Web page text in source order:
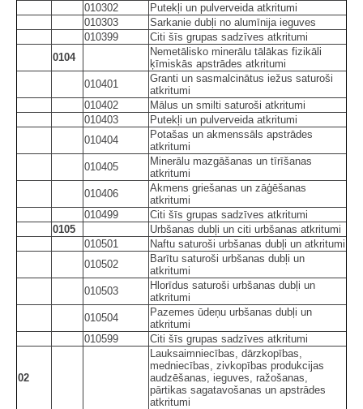
010302
Putekļi un pulverveida atkritumi
010303
Sarkanie dubļi no alumīnija ieguves
010399
Citi šīs grupas sadzīves atkritumi
0104
Nemetālisko minerālu tālākas fizikāli
ķīmiskās apstrādes atkritumi
010401
Granti un sasmalcinātus iežus saturoši
atkritumi
010402
Mālus un smilti saturoši atkritumi
010403
Putekļi un pulverveida atkritumi
010404
Potašas un akmenssāls apstrādes
atkritumi
010405
Minerālu mazgāšanas un tīrīšanas
atkritumi
010406
Akmens griešanas un zāģēšanas
atkritumi
010499
Citi šīs grupas sadzīves atkritumi
0105
Urbšanas dubļi un citi urbšanas atkritumi
010501
Naftu saturoši urbšanas dubļi un atkritumi
010502
Barītu saturoši urbšanas dubļi un
atkritumi
010503
Hlorīdus saturoši urbšanas dubļi un
atkritumi
010504
Pazemes ūdeņu urbšanas dubļi un
atkritumi
010599
Citi šīs grupas sadzīves atkritumi
02
Lauksaimniecības, dārzkopības,
medniecības, zivkopības produkcijas
audzēšanas, ieguves, ražošanas,
pārtikas sagatavošanas un apstrādes
atkritumi